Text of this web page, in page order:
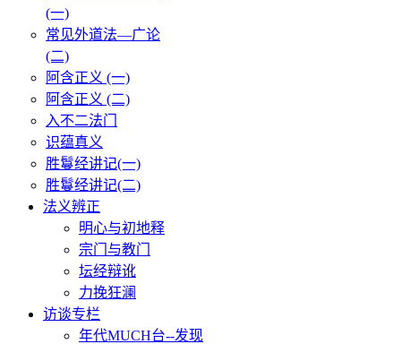
(一)
常见外道法—广论
(二)
阿含正义 (一)
阿含正义 (二)
入不二法门
识蕴真义
胜鬘经讲记(一)
胜鬘经讲记(二)
法义辨正
明心与初地释
宗门与教门
坛经辩讹
力挽狂澜
访谈专栏
年代MUCH台--发现